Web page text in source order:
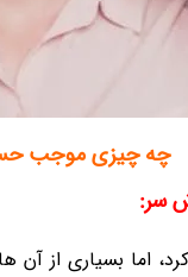
چه چیزی موجب
سر:
اما بسیاری از